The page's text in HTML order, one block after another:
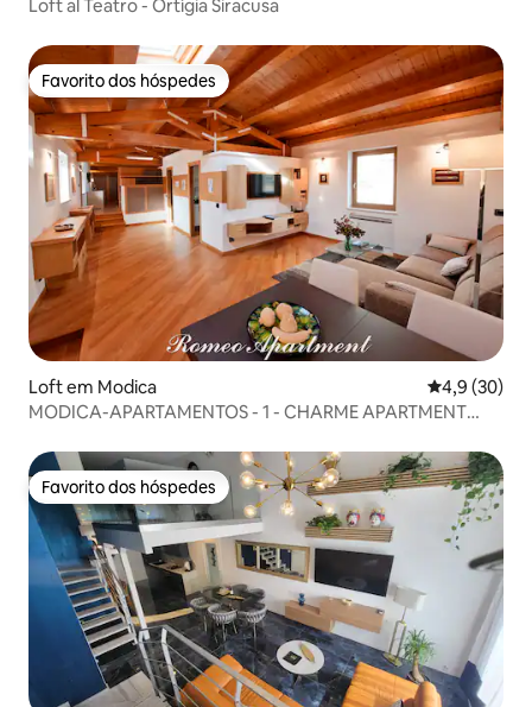
Loft al Teatro - Ortígia Siracusa
Favorito dos hóspedes
Favorito dos hóspedes
Loft em Modica
4,9 (30)
MODICA-APARTAMENTOS - 1 - CHARME APARTMENT
Favorito dos hóspedes
Favorito dos hóspedes